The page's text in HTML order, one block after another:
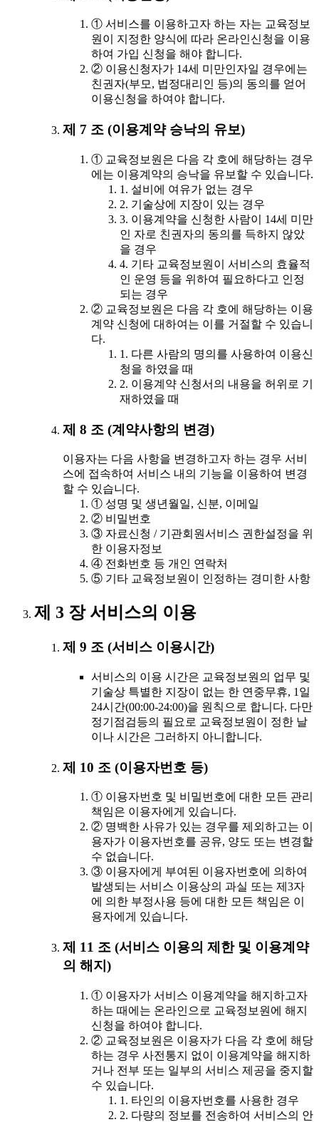
① 서비스를 이용하고자 하는 자는 교육정보
원이 지정한 양식에 따라 온라인신청을 이용
하여 가입 신청을 해야 합니다.
② 이용신청자가 14세 미만인자일 경우에는
친권자(부모, 법정대리인 등)의 동의를 얻어
이용신청을 하여야 합니다.
제 7 조 (이용계약 승낙의 유보)
① 교육정보원은 다음 각 호에 해당하는 경우
에는 이용계약의 승낙을 유보할 수 있습니다.
1. 설비에 여유가 없는 경우
2. 기술상에 지장이 있는 경우
3. 이용계약을 신청한 사람이 14세 미만
인 자로 친권자의 동의를 득하지 않았
을 경우
4. 기타 교육정보원이 서비스의 효율적
인 운영 등을 위하여 필요하다고 인정
되는 경우
② 교육정보원은 다음 각 호에 해당하는 이용
계약 신청에 대하여는 이를 거절할 수 있습니
다.
1. 다른 사람의 명의를 사용하여 이용신
청을 하였을 때
2. 이용계약 신청서의 내용을 허위로 기
재하였을 때
제 8 조 (계약사항의 변경)
이용자는 다음 사항을 변경하고자 하는 경우 서비
스에 접속하여 서비스 내의 기능을 이용하여 변경
할 수 있습니다.
① 성명 및 생년월일, 신분, 이메일
② 비밀번호
③ 자료신청 / 기관회원서비스 권한설정을 위
한 이용자정보
④ 전화번호 등 개인 연락처
⑤ 기타 교육정보원이 인정하는 경미한 사항
제 3 장 서비스의 이용
제 9 조 (서비스 이용시간)
서비스의 이용 시간은 교육정보원의 업무 및
기술상 특별한 지장이 없는 한 연중무휴, 1일
24시간(00:00-24:00)을 원칙으로 합니다. 다만
정기점검등의 필요로 교육정보원이 정한 날
이나 시간은 그러하지 아니합니다.
제 10 조 (이용자번호 등)
① 이용자번호 및 비밀번호에 대한 모든 관리
책임은 이용자에게 있습니다.
② 명백한 사유가 있는 경우를 제외하고는 이
용자가 이용자번호를 공유, 양도 또는 변경할
수 없습니다.
③ 이용자에게 부여된 이용자번호에 의하여
발생되는 서비스 이용상의 과실 또는 제3자
에 의한 부정사용 등에 대한 모든 책임은 이
용자에게 있습니다.
제 11 조 (서비스 이용의 제한 및 이용계약
의 해지)
① 이용자가 서비스 이용계약을 해지하고자
하는 때에는 온라인으로 교육정보원에 해지
신청을 하여야 합니다.
② 교육정보원은 이용자가 다음 각 호에 해당
하는 경우 사전통지 없이 이용계약을 해지하
거나 전부 또는 일부의 서비스 제공을 중지할
수 있습니다.
1. 타인의 이용자번호를 사용한 경우
2. 다량의 정보를 전송하여 서비스의 안